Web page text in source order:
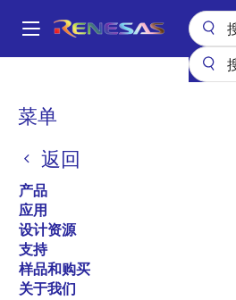
到
Main
菜单
返回
产品
应用
设计资源
支持
样品和购买
关于我们
面
屑
RJU1CF07DWA
RJU1CF07DWA
过时
High-Performance Fast
Diodes with Low VF
trr for Increasing